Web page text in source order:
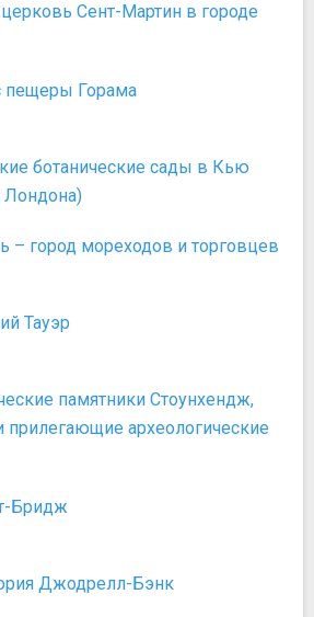
Сент-Мартин в городе
пещеры Горама
ботанические сады в Кью
Лондона)
– город мореходов и торговцев
Тауэр
памятники Стоунхендж,
прилегающие археологические
Бридж
Джодрелл-Бэнк